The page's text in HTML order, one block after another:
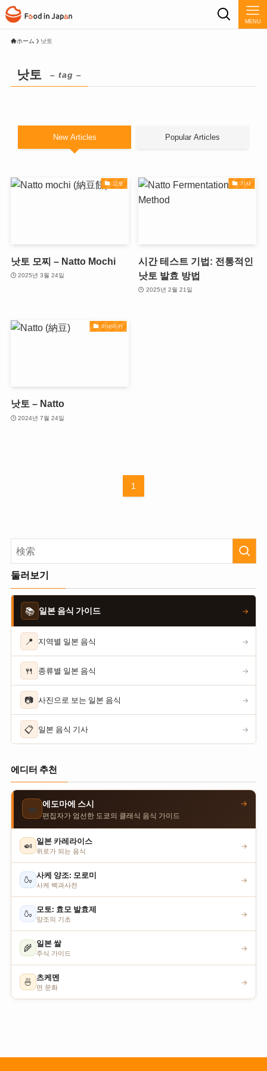
MENU
ホーム 낫토
낫토 – tag –
New Articles Popular Articles
교토
낫토 모찌 – Natto Mochi
2025년 3월 24일
기사
시간 테스트 기법: 전통적인
낫토 발효 방법
2025년 2월 21일
이바라키
낫토 – Natto
2024년 7월 24일
1
둘러보기
📚 일본 음식 가이드 →
📍 지역별 일본 음식 →
🍴 종류별 일본 음식 →
📷 사진으로 보는 일본 음식 →
📋 일본 음식 기사 →
에디터 추천
🍣 에도마에 스시
편집자가 엄선한 도쿄의 클래식 음식 가이드
→
🍛 일본 카레라이스
위로가 되는 음식
→
🍶 사케 양조: 모로미
사케 백과사전
→
🍶 모토: 효모 발효제
양조의 기초
→
🌾 일본 쌀
주식 가이드
→
🍜 츠케멘
면 문화
→